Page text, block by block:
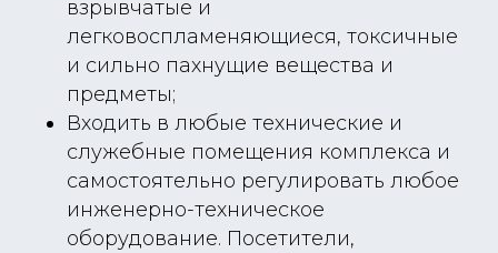
взрывчатые и
легковоспламеняющиеся, токсичные
и сильно пахнущие вещества и
предметы;
Входить в любые технические и
служебные помещения комплекса и
самостоятельно регулировать любое
инженерно-техническое
оборудование. Посетители,
Адрес: Москва, ул. Ставропольская, 43
Телефон: +7 (499) 670-09-09
Telegram: +7 (977) 670-09-09
Email: info@moscowflow.ru
Юридическая информация
Политика в отношении обработки
Политика в отношении обработки